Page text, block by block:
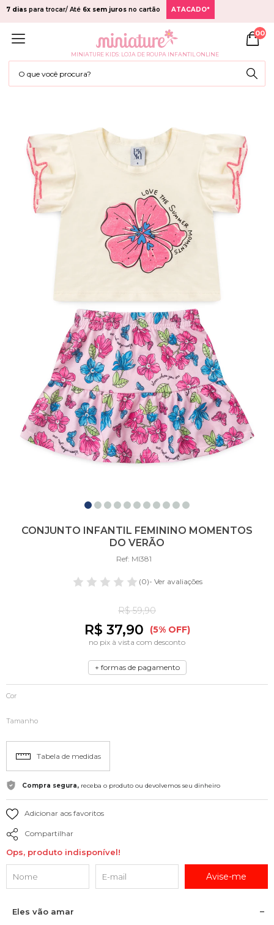
7 dias para trocar/ Até 6x sem juros no cartão ATACADO*
MINIATURE KIDS: LOJA DE ROUPA INFANTIL ONLINE
00
CONJUNTO INFANTIL FEMININO MOMENTOS
DO VERÃO
Ref: MI381
(0)- Ver avaliações
R$ 59,90
R$ 37,90 (5% OFF)
no pix à vista com desconto
+ formas de pagamento
Cor
Tamanho
Tabela de medidas
Compra segura, receba o produto ou devolvemos seu dinheiro
Adicionar aos favoritos
Compartilhar
Ops, produto indisponível!
Avise-me
Eles vão amar